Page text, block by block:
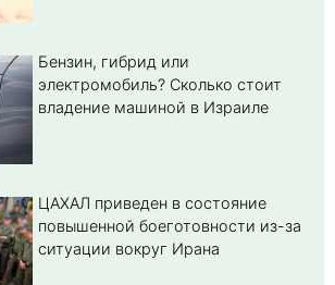
Бензин, гибрид или
электромобиль? Cколько стоит
владение машиной в Израиле
ЦАХАЛ приведен в состояние
повышенной боеготовности из-за
ситуации вокруг Ирана